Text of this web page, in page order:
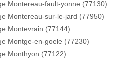
Montereau-fault-yonne (77130)
Montereau-sur-le-jard (77950)
Montevrain (77144)
Montge-en-goele (77230)
Monthyon (77122)